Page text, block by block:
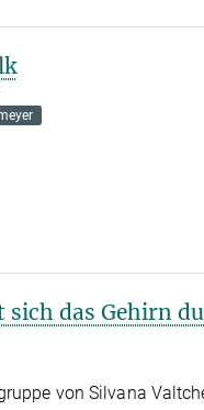
sich das Gehirn
von Silvana